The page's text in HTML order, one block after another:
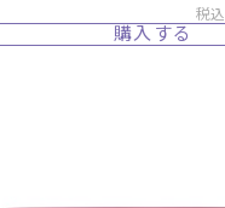
税込
購入する